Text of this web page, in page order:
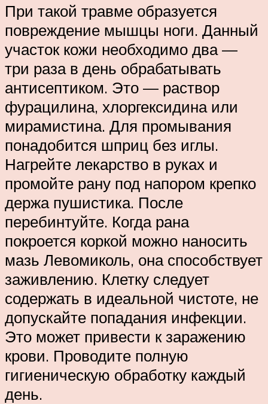
При такой травме образуется
повреждение мышцы ноги. Данный
участок кожи необходимо два —
три раза в день обрабатывать
антисептиком. Это — раствор
фурацилина, хлоргексидина или
мирамистина. Для промывания
понадобится шприц без иглы.
Нагрейте лекарство в руках и
промойте рану под напором крепко
держа пушистика. После
перебинтуйте. Когда рана
покроется коркой можно наносить
мазь Левомиколь, она способствует
заживлению. Клетку следует
содержать в идеальной чистоте, не
допускайте попадания инфекции.
Это может привести к заражению
крови. Проводите полную
гигиеническую обработку каждый
день.